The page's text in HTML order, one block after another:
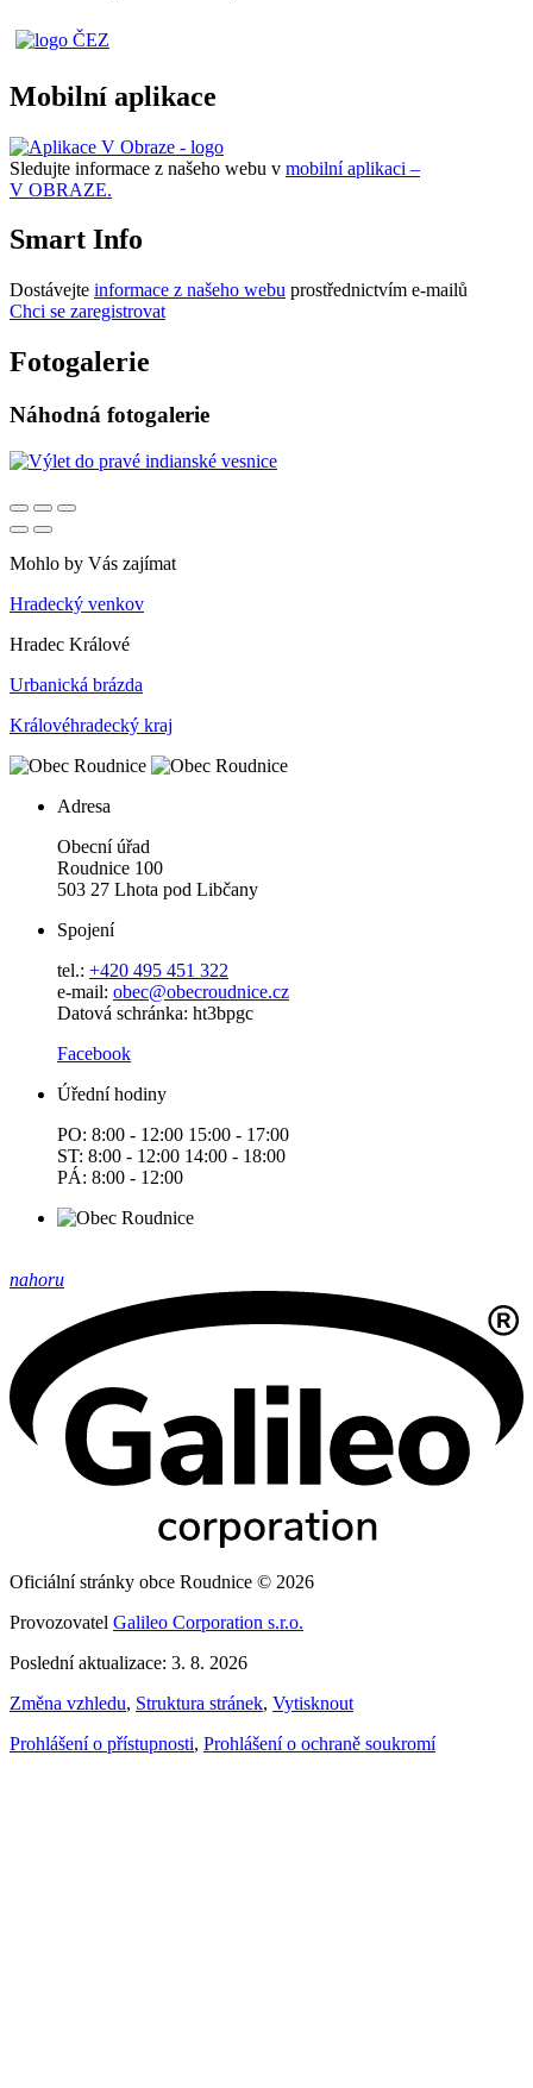
Mobilní aplikace
Sledujte informace z našeho webu v mobilní aplikaci –
V OBRAZE.
Smart Info
Dostávejte informace z našeho webu prostřednictvím e-mailů
Chci se zaregistrovat
Fotogalerie
Náhodná fotogalerie
Mohlo by Vás zajímat
Hradecký venkov
Hradec Králové
Urbanická brázda
Královéhradecký kraj
Adresa
Obecní úřad
Roudnice 100
503 27 Lhota pod Libčany
Spojení
tel.: +420 495 451 322
e-mail: obec@obecroudnice.cz
Datová schránka: ht3bpgc
Facebook
Úřední hodiny
PO: 8:00 - 12:00 15:00 - 17:00
ST: 8:00 - 12:00 14:00 - 18:00
PÁ: 8:00 - 12:00
nahoru
Oficiální stránky obce Roudnice © 2026
Provozovatel Galileo Corporation s.r.o.
Poslední aktualizace: 3. 8. 2026
Změna vzhledu, Struktura stránek, Vytisknout
Prohlášení o přístupnosti, Prohlášení o ochraně soukromí